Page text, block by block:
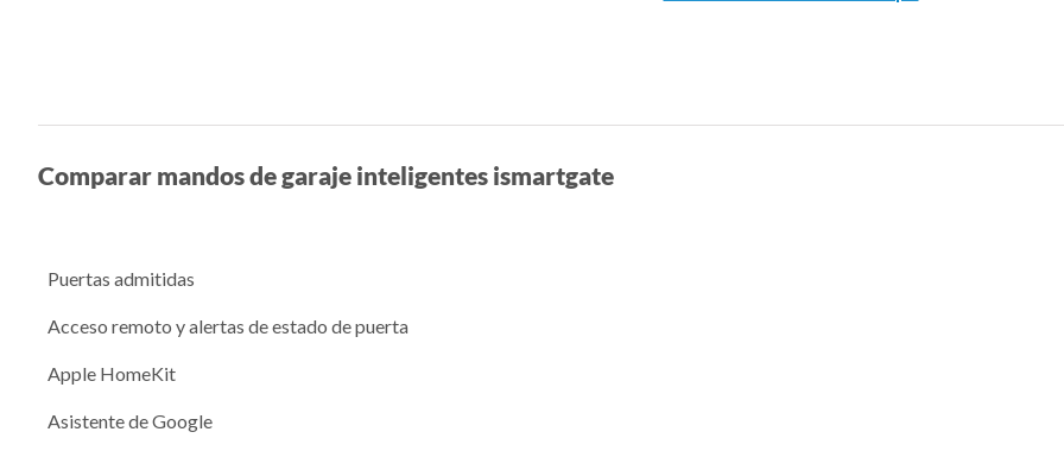
Comparar mandos de garaje inteligentes ismartgate
Puertas admitidas
Acceso remoto y alertas de estado de puerta
Apple HomeKit
Asistente de Google